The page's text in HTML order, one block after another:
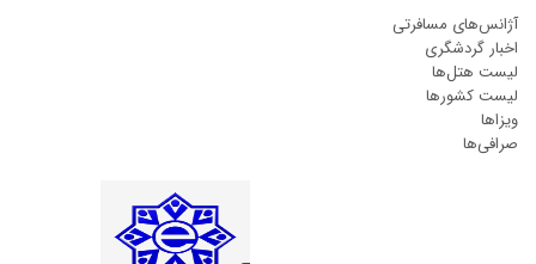
آژانس‌های مسافرتی
اخبار گردشگری
لیست هتل‌ها
لیست کشورها
ویزاها
صرافی‌ها